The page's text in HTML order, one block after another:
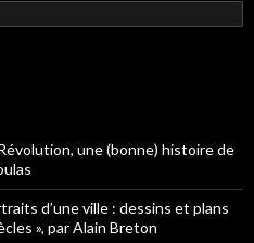
une (bonne) histoire de
d’une ville : dessins et plans
», par Alain Breton